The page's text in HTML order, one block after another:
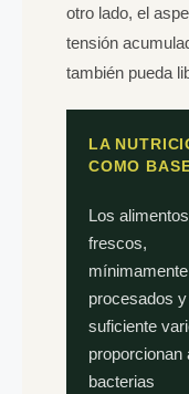
otro lado, el
tensión
también pueda
LA
COMO
Los alimentos
frescos,
mínimamente
procesados
suficiente
proporcionan
bacterias